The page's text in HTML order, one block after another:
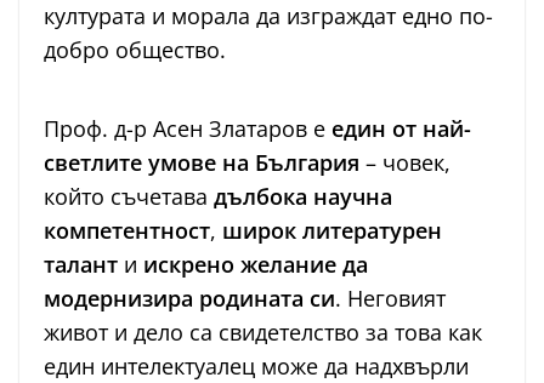
културата и морала да изграждат едно по-
добро общество.
Проф. д-р Асен Златаров е един от най-
светлите умове на България – човек,
който съчетава дълбока научна
компетентност, широк литературен
талант и искрено желание да
модернизира родината си. Неговият
живот и дело са свидетелство за това как
един интелектуалец може да надхвърли